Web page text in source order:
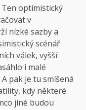
optimistický
v
nízké sazby a
scénář
válek, vyšší
i malé
pak je tu smíšená
kdy některé
jiné budou